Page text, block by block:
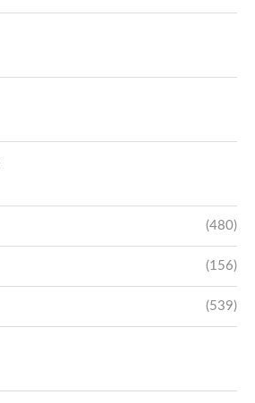
(480)
(156)
(539)